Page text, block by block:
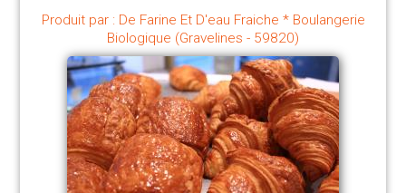
Produit par : De Farine Et D'eau Fraiche * Boulangerie
Biologique (Gravelines - 59820)